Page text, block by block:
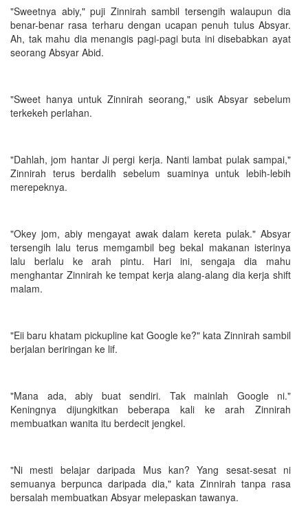
"Sweetnya abiy," puji Zinnirah sambil tersengih walaupun dia
benar-benar rasa terharu dengan ucapan penuh tulus Absyar.
Ah, tak mahu dia menangis pagi-pagi buta ini disebabkan ayat
seorang Absyar Abid.
"Sweet hanya untuk Zinnirah seorang," usik Absyar sebelum
terkekeh perlahan.
"Dahlah, jom hantar Ji pergi kerja. Nanti lambat pulak sampai,"
Zinnirah terus berdalih sebelum suaminya untuk lebih-lebih
merepeknya.
"Okey jom, abiy mengayat awak dalam kereta pulak." Absyar
tersengih lalu terus memgambil beg bekal makanan isterinya
lalu berlalu ke arah pintu. Hari ini, sengaja dia mahu
menghantar Zinnirah ke tempat kerja alang-alang dia kerja shift
malam.
"Eii baru khatam pickupline kat Google ke?" kata Zinnirah sambil
berjalan beriringan ke lif.
"Mana ada, abiy buat sendiri. Tak mainlah Google ni."
Keningnya dijungkitkan beberapa kali ke arah Zinnirah
membuatkan wanita itu berdecit jengkel.
"Ni mesti belajar daripada Mus kan? Yang sesat-sesat ni
semuanya berpunca daripada dia," kata Zinnirah tanpa rasa
bersalah membuatkan Absyar melepaskan tawanya.